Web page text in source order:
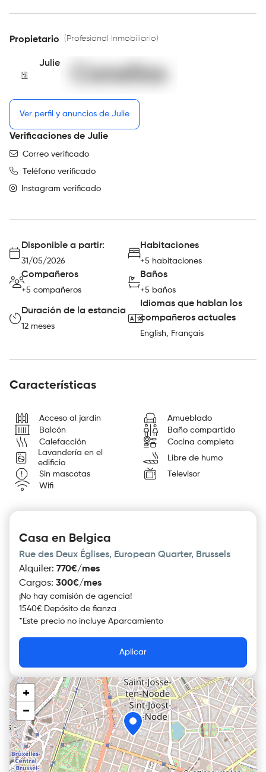
Propietario (Profesional Inmobiliario)
Julie
Ver perfil y anuncios de Julie
Verificaciones de Julie
Correo verificado
Teléfono verificado
Instagram verificado
Disponible a partir:
31/05/2026
Habitaciones
+5 habitaciones
Compañeros
+5 compañeros
Baños
+5 baños
Duración de la estancia
12 meses
Idiomas que hablan los
compañeros actuales
English, Français
Características
Acceso al jardín
Amueblado
Balcón
Baño compartido
Calefacción
Cocina completa
Lavandería en el
edificio
Libre de humo
Sin mascotas
Televisor
Wifi
Casa en Belgica
Rue des Deux Églises, European Quarter, Brussels
Alquiler: 770€/mes
Cargos: 300€/mes
¡No hay comisión de agencia!
1540€ Depósito de fianza
* Este precio no incluye Aparcamiento
Aplicar
+
−